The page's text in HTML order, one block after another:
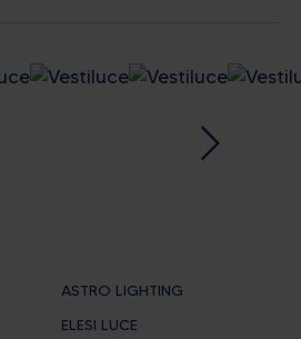
ASTRO LIGHTING
ELESI LUCE